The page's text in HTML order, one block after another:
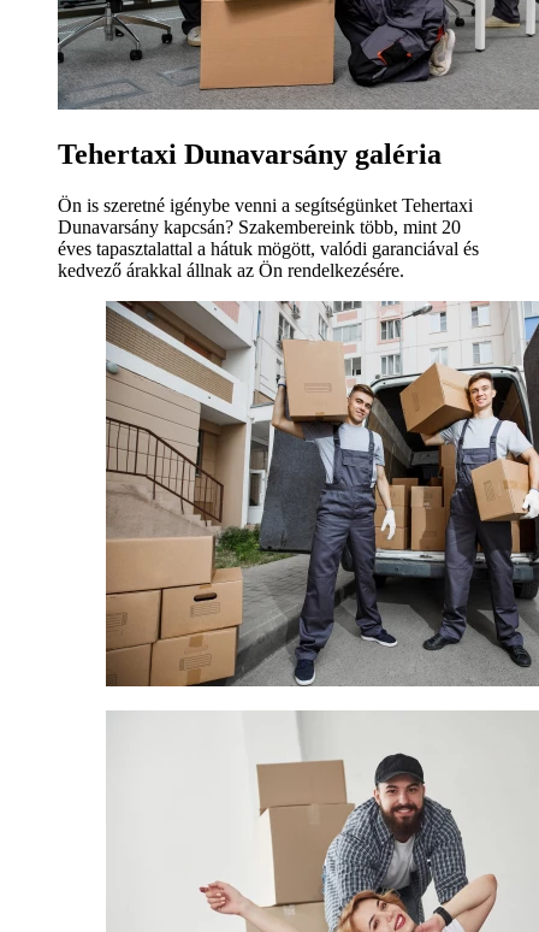
Tehertaxi Dunavarsány galéria
Ön is szeretné igénybe venni a segítségünket Tehertaxi
Dunavarsány kapcsán? Szakembereink több, mint 20
éves tapasztalattal a hátuk mögött, valódi garanciával és
kedvező árakkal állnak az Ön rendelkezésére.